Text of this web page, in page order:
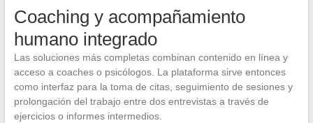
Coaching y acompañamiento
humano integrado
Las soluciones más completas combinan contenido en línea y
acceso a coaches o psicólogos. La plataforma sirve entonces
como interfaz para la toma de citas, seguimiento de sesiones y
prolongación del trabajo entre dos entrevistas a través de
ejercicios o informes intermedios.